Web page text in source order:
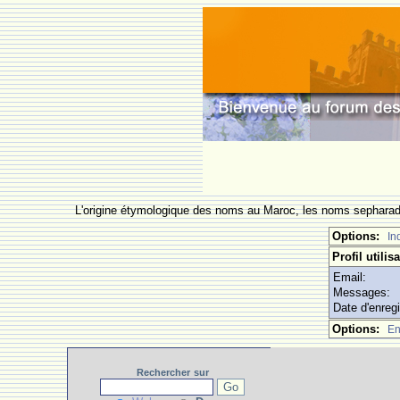
L'origine étymologique des noms au Maroc, les noms
Options:
Profil
Email:
Messages:
Date
Options:
Rechercher sur